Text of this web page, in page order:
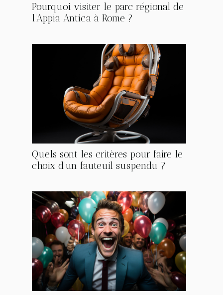
Pourquoi visiter le parc régional de
l’Appia Antica à Rome ?
Quels sont les critères pour faire le
choix d’un fauteuil suspendu ?